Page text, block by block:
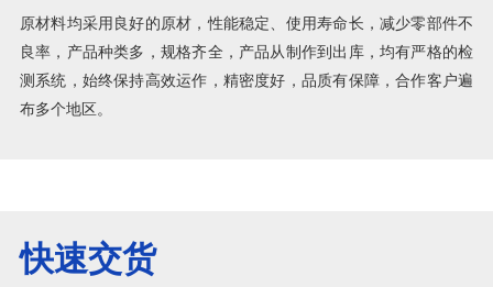
原材料均采用良好的原材，性能稳定、使用寿命长，减少零部件不
良率，产品种类多，规格齐全，产品从制作到出库，均有严格的检
测系统，始终保持高效运作，精密度好，品质有保障，合作客户遍
布多个地区。
快速交货